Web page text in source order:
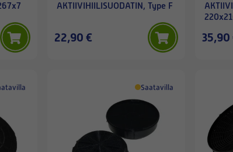
AKTIIVIHIILISUODATIN, Type F
22,90 € 35,90
Saatavilla